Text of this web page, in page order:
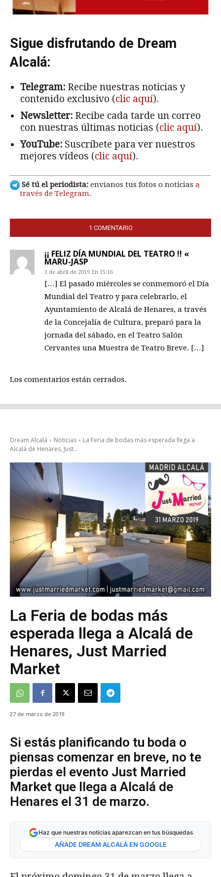
Sigue disfrutando de Dream
Alcalá:
Telegram: Recibe nuestras noticias y
contenido exclusivo (clic aquí).
Newsletter: Recibe cada tarde un correo
con nuestras últimas noticias (clic aquí).
YouTube: Suscríbete para ver nuestros
mejores vídeos (clic aquí).
Sé tú el periodista: envíanos tus fotos o noticias a
través de Telegram.
1 COMENTARIO
¡¡ FELIZ DÍA MUNDIAL DEL TEATRO !! «
MARU-JASP
1 de abril de 2019 En 15:16
[…] El pasado miércoles se conmemoró el Día
Mundial del Teatro y para celebrarlo, el
Ayuntamiento de Alcalá de Henares, a través
de la Concejalía de Cultura, preparó para la
jornada del sábado, en el Teatro Salón
Cervantes una Muestra de Teatro Breve. […]
Los comentarios están cerrados.